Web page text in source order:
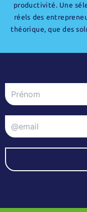
productivité. Une
réels des
théorique, que des